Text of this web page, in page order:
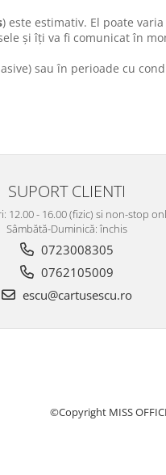
) este estimativ. El poate
și îți va fi comunicat în
sau în perioade cu
SUPORT CLIENTI
12.00 - 16.00 (fizic) si non-stop
Sâmbătă-Duminică: închis
0723008305
0762105009
escu@cartusescu.ro
©Copyright MISS